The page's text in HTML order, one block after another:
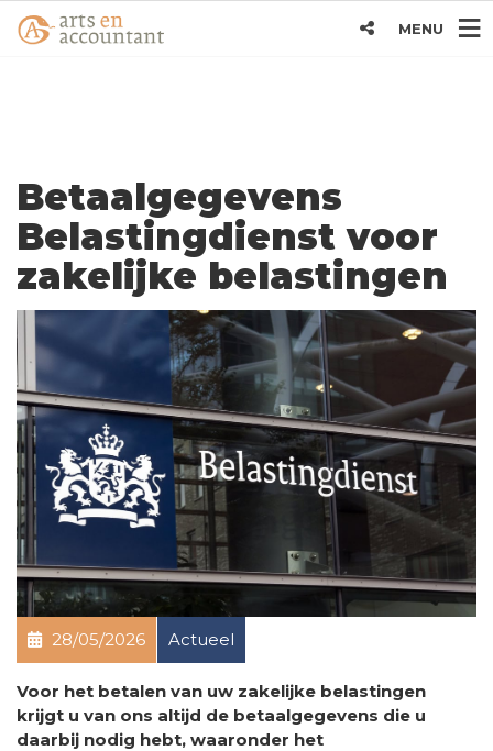
MENU
Betaalgegevens
Belastingdienst voor
zakelijke belastingen
28/05/2026 Actueel
Voor het betalen van uw zakelijke belastingen
krijgt u van ons altijd de betaalgegevens die u
daarbij nodig hebt, waaronder het